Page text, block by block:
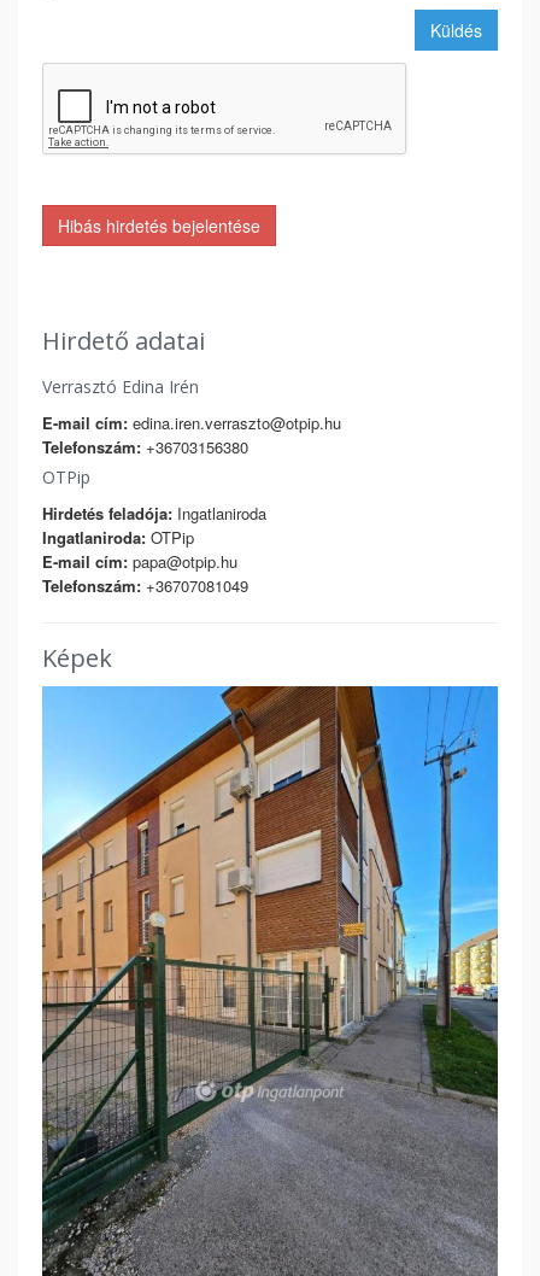
Küldés
Hibás hirdetés bejelentése
Hirdető adatai
Verrasztó Edina Irén
E-mail cím: edina.iren.verraszto@otpip.hu
Telefonszám: +36703156380
OTPip
Hirdetés feladója: Ingatlaniroda
Ingatlaniroda: OTPip
E-mail cím: papa@otpip.hu
Telefonszám: +36707081049
Képek